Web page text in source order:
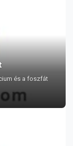
és a foszfát